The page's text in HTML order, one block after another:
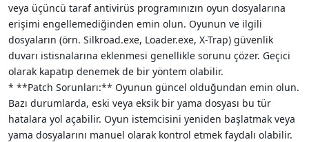
veya üçüncü taraf antivirüs programınızın oyun dosyalarına
erişimi engellemediğinden emin olun. Oyunun ve ilgili
dosyaların (örn. Silkroad.exe, Loader.exe, X-Trap) güvenlik
duvarı istisnalarına eklenmesi genellikle sorunu çözer. Geçici
olarak kapatıp denemek de bir yöntem olabilir.
* **Patch Sorunları:** Oyunun güncel olduğundan emin olun.
Bazı durumlarda, eski veya eksik bir yama dosyası bu tür
hatalara yol açabilir. Oyun istemcisini yeniden başlatmak veya
yama dosyalarını manuel olarak kontrol etmek faydalı olabilir.